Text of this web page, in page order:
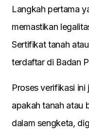
Langkah pertama
memastikan
Sertifikat tanah
terdaftar di Badan
Proses verifikasi
apakah tanah atau
dalam sengketa,